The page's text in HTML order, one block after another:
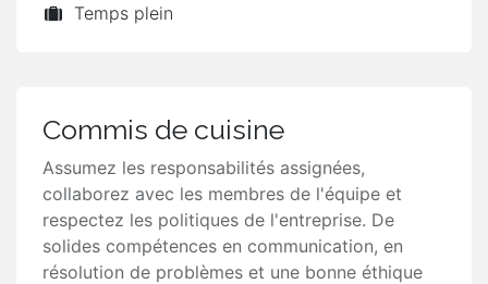
Temps plein
Commis de cuisine
Assumez les responsabilités assignées,
collaborez avec les membres de l'équipe et
respectez les politiques de l'entreprise. De
solides compétences en communication, en
résolution de problèmes et une bonne éthique